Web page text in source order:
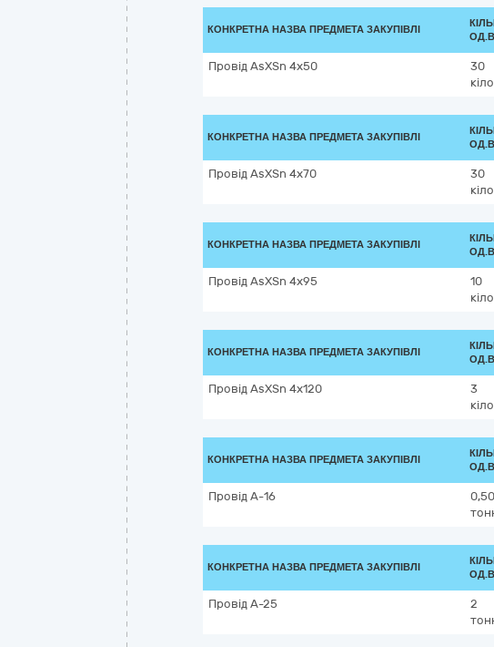
КОНКРЕТНА НАЗВА ПРЕДМЕТА ЗАКУПІВЛІ
Провід AsXSn 4х50
30
КОНКРЕТНА НАЗВА ПРЕДМЕТА ЗАКУПІВЛІ
Провід AsXSn 4х70
30
КОНКРЕТНА НАЗВА ПРЕДМЕТА ЗАКУПІВЛІ
Провід AsXSn 4х95
10
КОНКРЕТНА НАЗВА ПРЕДМЕТА ЗАКУПІВЛІ
Провід AsXSn 4х120
3
КОНКРЕТНА НАЗВА ПРЕДМЕТА ЗАКУПІВЛІ
Провід А-16
0,50
КОНКРЕТНА НАЗВА ПРЕДМЕТА ЗАКУПІВЛІ
Провід А-25
2